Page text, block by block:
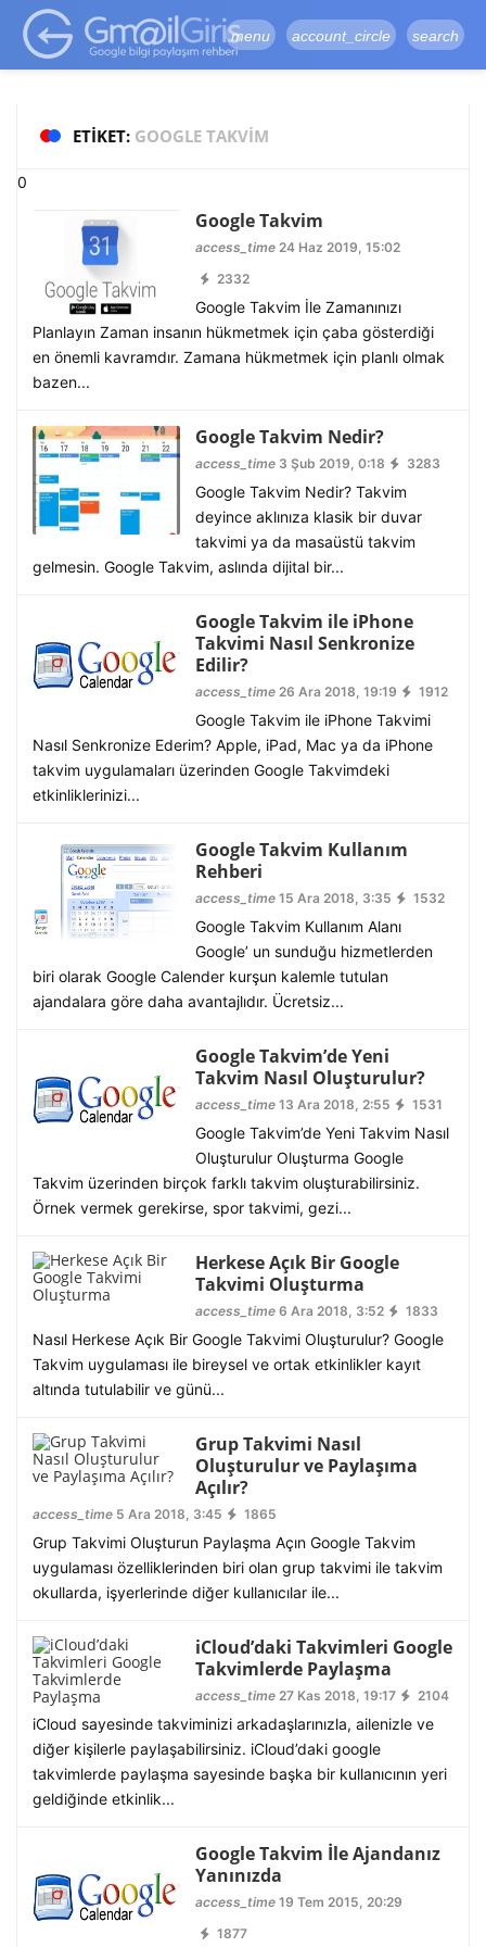
google-site-
verification=vqSI0upH550kabR5X8xpjMYieaXmuBueYgCJBW3uetM
menu account_circle search
ETIKET: GOOGLE TAKVIM
0
Google Takvim
access_time24 Haz 2019, 15:02
2332
Google Takvim İle Zamanınızı
Planlayın Zaman insanın hükmetmek için çaba gösterdiği
en önemli kavramdır. Zamana hükmetmek için planlı olmak
bazen...
Google Takvim Nedir?
access_time3 Şub 2019, 0:18 3283
Google Takvim Nedir? Takvim
deyince aklınıza klasik bir duvar
takvimi ya da masaüstü takvim
gelmesin. Google Takvim, aslında dijital bir...
Google Takvim ile iPhone
Takvimi Nasıl Senkronize
Edilir?
access_time26 Ara 2018, 19:19 1912
Google Takvim ile iPhone Takvimi
Nasıl Senkronize Ederim? Apple, iPad, Mac ya da iPhone
takvim uygulamaları üzerinden Google Takvimdeki
etkinliklerinizi...
Google Takvim Kullanım
Rehberi
access_time15 Ara 2018, 3:35 1532
Google Takvim Kullanım Alanı
Google’ un sunduğu hizmetlerden
biri olarak Google Calender kurşun kalemle tutulan
ajandalara göre daha avantajlıdır. Ücretsiz...
Google Takvim’de Yeni
Takvim Nasıl Oluşturulur?
access_time13 Ara 2018, 2:55 1531
Google Takvim’de Yeni Takvim Nasıl
Oluşturulur Oluşturma Google
Takvim üzerinden birçok farklı takvim oluşturabilirsiniz.
Örnek vermek gerekirse, spor takvimi, gezi...
Herkese Açık Bir Google
Takvimi Oluşturma
access_time6 Ara 2018, 3:52 1833
Nasıl Herkese Açık Bir Google Takvimi Oluşturulur? Google
Takvim uygulaması ile bireysel ve ortak etkinlikler kayıt
altında tutulabilir ve günü...
Grup Takvimi Nasıl
Oluşturulur ve Paylaşıma
Açılır?
access_time 5 Ara 2018, 3:45 1865
Grup Takvimi Oluşturun Paylaşma Açın Google Takvim
uygulaması özelliklerinden biri olan grup takvimi ile takvim
okullarda, işyerlerinde diğer kullanıcılar ile...
iCloud’daki Takvimleri Google
Takvimlerde Paylaşma
access_time27 Kas 2018, 19:17 2104
iCloud sayesinde takviminizi arkadaşlarınızla, ailenizle ve
diğer kişilerle paylaşabilirsiniz. iCloud’daki google
takvimlerde paylaşma sayesinde başka bir kullanıcının yeri
geldiğinde etkinlik...
Google Takvim İle Ajandanız
Yanınızda
access_time19 Tem 2015, 20:29
1877